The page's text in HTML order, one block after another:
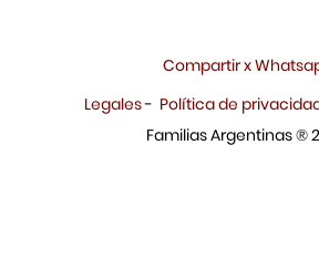
Compartir x
Legales- Política de
Familias Argentinas ®